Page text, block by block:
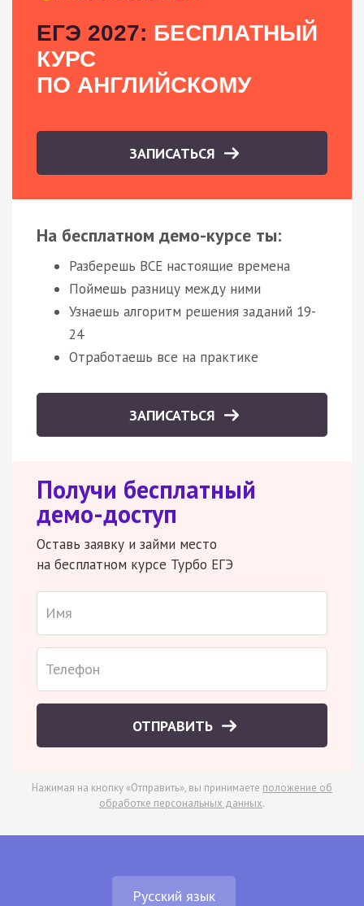
ЕГЭ 2027: БЕСПЛАТНЫЙ
КУРС
ПО АНГЛИЙСКОМУ
ЗАПИСАТЬСЯ
На бесплатном демо-курсе ты:
Разберешь ВСЕ настоящие времена
Поймешь разницу между ними
Узнаешь алгоритм решения заданий 19-
24
Отработаешь все на практике
ЗАПИСАТЬСЯ
Получи бесплатный
демо-доступ
Оставь заявку и займи место
на бесплатном курсе Турбо ЕГЭ
ОТПРАВИТЬ
Нажимая на кнопку «Отправить», вы принимаете положение об
обработке персональных данных.
Русский язык